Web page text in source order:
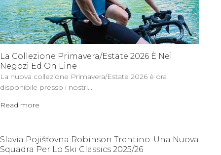
La Collezione Primavera/Estate 2026 È Nei
Negozi Ed On Line
La nuova collezione Primavera/Estate 2026 è ora
disponibile presso i nostri...
Read more
Slavia Pojišťovna Robinson Trentino: Una Nuova
Squadra Per Lo Ski Classics 2025/26